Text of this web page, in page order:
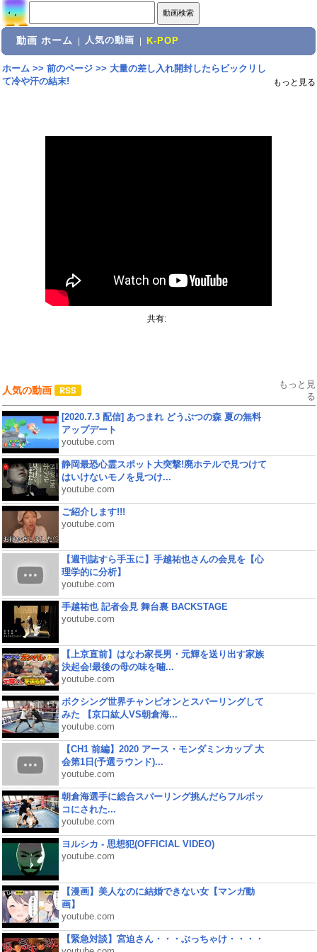
動画 ホーム 人気の動画 K-POP
ホーム>> 前のページ>> 大量の差し入れ開封したらビックリし
て冷や汗の結末!
もっと見る
共有:
人気の動画
もっと見
る
[2020.7.3 配信] あつまれ どうぶつの森 夏の無料
アップデート
youtube.com
静岡最恐心霊スポット大突撃!廃ホテルで見つけて
はいけないモノを見つけ...
youtube.com
ご紹介します!!!
youtube.com
【週刊誌すら手玉に】手越祐也さんの会見を【心
理学的に分析】
youtube.com
手越祐也 記者会見 舞台裏 BACKSTAGE
youtube.com
【上京直前】はなわ家長男・元輝を送り出す家族
決起会!最後の母の味を噛...
youtube.com
ボクシング世界チャンピオンとスパーリングして
みた 【京口紘人VS朝倉海...
youtube.com
【CH1 前編】2020 アース・モンダミンカップ 大
会第1日(予選ラウンド)...
youtube.com
朝倉海選手に総合スパーリング挑んだらフルボッ
コにされた...
youtube.com
ヨルシカ - 思想犯(OFFICIAL VIDEO)
youtube.com
【漫画】美人なのに結婚できない女【マンガ動
画】
youtube.com
【緊急対談】宮迫さん・・・ぶっちゃけ・・・・